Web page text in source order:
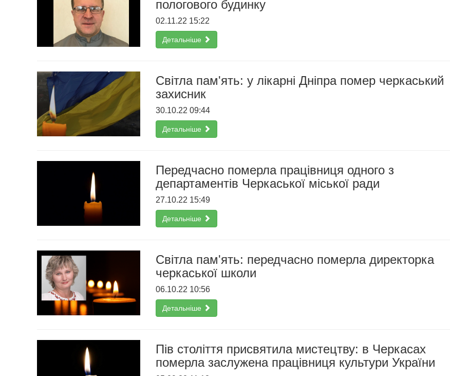
пологового будинку
02.11.22 15:22
Детальніше
Світла пам'ять: у лікарні Дніпра помер черкаський
захисник
30.10.22 09:44
Детальніше
Передчасно померла працівниця одного з
департаментів Черкаської міської ради
27.10.22 15:49
Детальніше
Світла пам'ять: передчасно померла директорка
черкаської школи
06.10.22 10:56
Детальніше
Пів століття присвятила мистецтву: в Черкасах
померла заслужена працівниця культури України